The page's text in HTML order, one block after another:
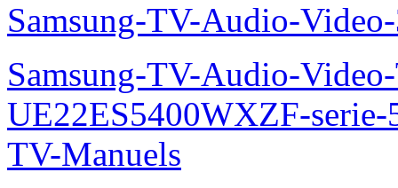
Samsung-TV-Audio-
Samsung-TV-Audio-
UE22ES5400WXZF-
TV-Manuels